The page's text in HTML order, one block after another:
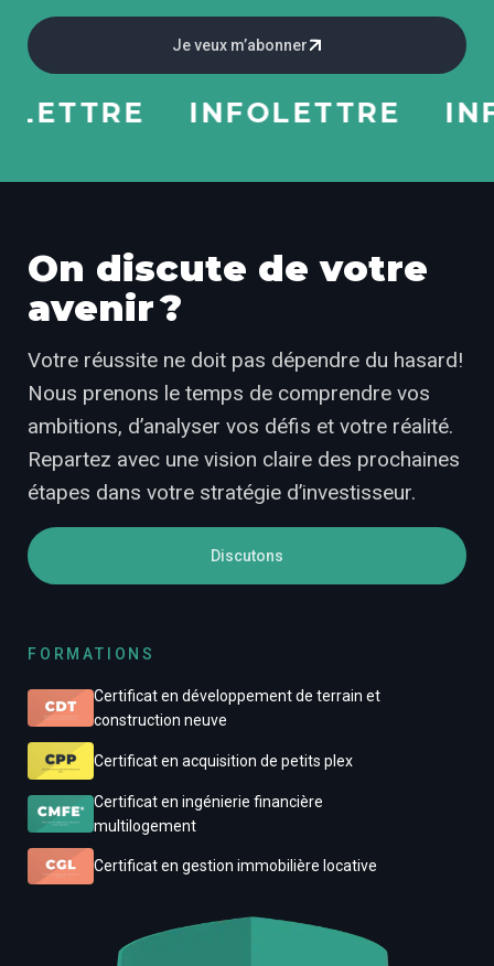
Je veux m’abonner
INFOLETTRE
On discute de votre
avenir ?
Votre réussite ne doit pas dépendre du hasard!
Nous prenons le temps de comprendre vos
ambitions, d’analyser vos défis et votre réalité.
Repartez avec une vision claire des prochaines
étapes dans votre stratégie d’investisseur.
Discutons
FORMATIONS
Certificat en développement de terrain et
construction neuve
Certificat en acquisition de petits plex
Certificat en ingénierie financière
multilogement
Certificat en gestion immobilière locative